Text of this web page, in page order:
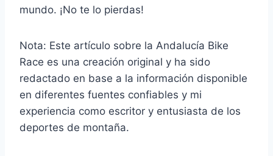
mundo. ¡No te lo pierdas!
Nota: Este artículo sobre la Andalucía Bike
Race es una creación original y ha sido
redactado en base a la información disponible
en diferentes fuentes confiables y mi
experiencia como escritor y entusiasta de los
deportes de montaña.